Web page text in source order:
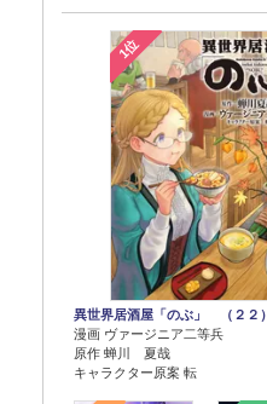
1位
異世界居酒屋「のぶ」 （２２）
漫画 ヴァージニア二等兵
原作 蝉川 夏哉
キャラクター原案 転